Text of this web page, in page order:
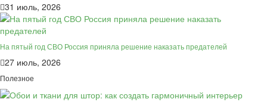
31 июль, 2026
На пятый год СВО Россия приняла решение наказать предателей
27 июль, 2026
Полезное